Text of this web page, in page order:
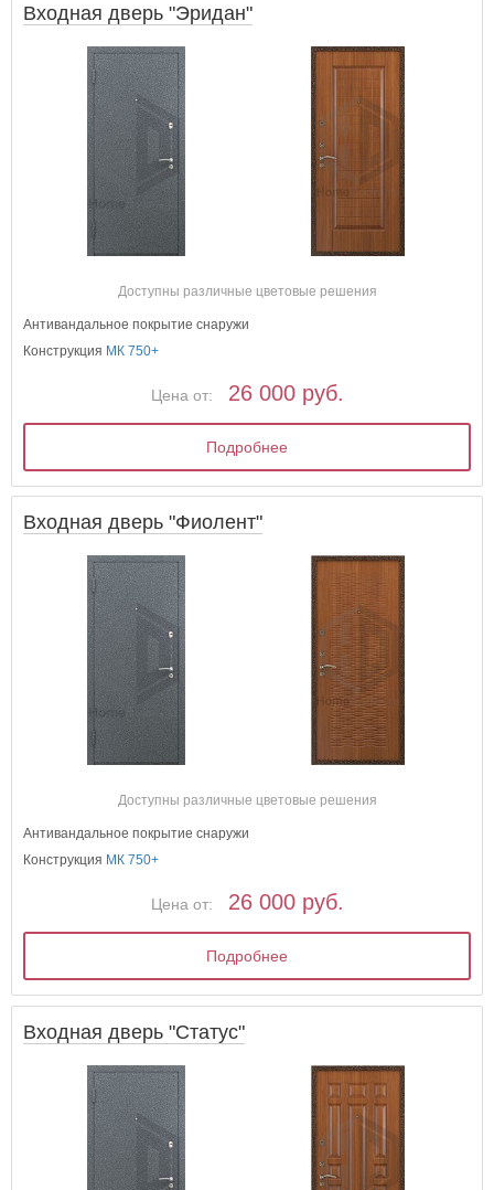
Входная дверь "Эридан"
Доступны различные цветовые решения
Антивандальное покрытие снаружи
Конструкция МК 750+
Цена от: 26 000 руб.
Подробнее
Входная дверь "Фиолент"
Доступны различные цветовые решения
Антивандальное покрытие снаружи
Конструкция МК 750+
Цена от: 26 000 руб.
Подробнее
Входная дверь "Статус"